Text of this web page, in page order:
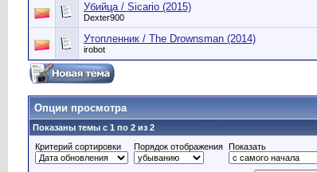
Убийца / Sicario (2015)
Dexter900
Утопленник / The Drownsman (2014)
irobot
Опции просмотра
Показаны темы с 1 по 2 из 2
Критерий сортировки
Порядок отображения Показать